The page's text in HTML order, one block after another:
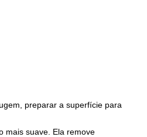
preparar a superfície para
mais suave. Ela remove